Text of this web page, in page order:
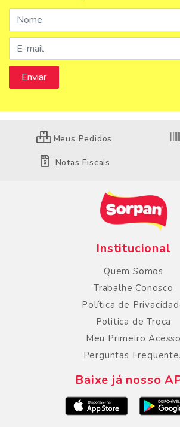
Meus Pedidos
Notas Fiscais
Institucional
Quem Somos
Trabalhe Conosco
Política de
Politica de Troca
Meu Primeiro Acesso
Perguntas
Baixe já nosso